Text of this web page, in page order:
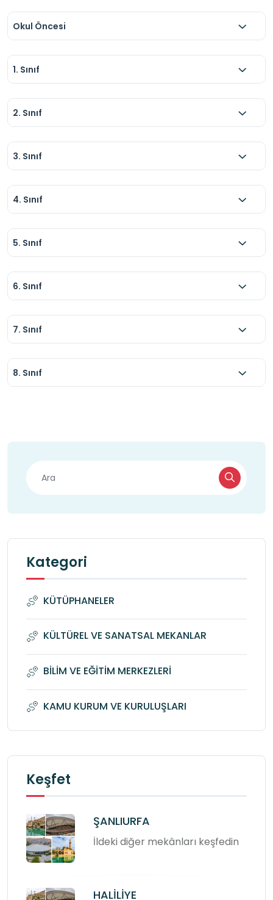
Okul Öncesi
1. Sınıf
2. Sınıf
3. Sınıf
4. Sınıf
5. Sınıf
6. Sınıf
7. Sınıf
8. Sınıf
Kategori
KÜTÜPHANELER
KÜLTÜREL VE SANATSAL MEKANLAR
BİLİM VE EĞİTİM MERKEZLERİ
KAMU KURUM VE KURULUŞLARI
Keşfet
ŞANLIURFA
İldeki diğer mekânları keşfedin
HALİLİYE